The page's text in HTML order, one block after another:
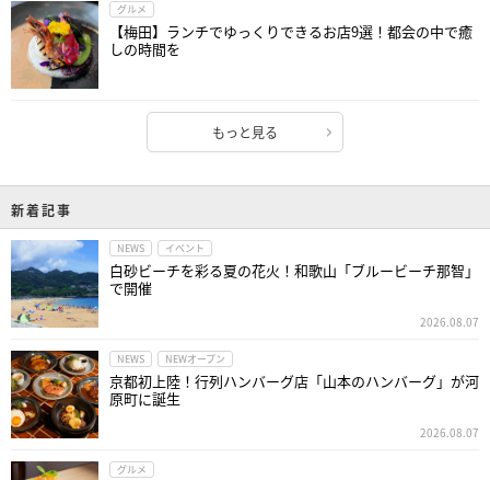
グルメ
【梅田】ランチでゆっくりできるお店9選！都会の中で癒
しの時間を
もっと見る
新着記事
NEWS イベント
白砂ビーチを彩る夏の花火！和歌山「ブルービーチ那智」
で開催
2026.08.07
NEWS NEWオープン
京都初上陸！行列ハンバーグ店「山本のハンバーグ」が河
原町に誕生
2026.08.07
グルメ